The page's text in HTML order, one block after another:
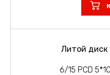
Литой диск
6/15 PCD